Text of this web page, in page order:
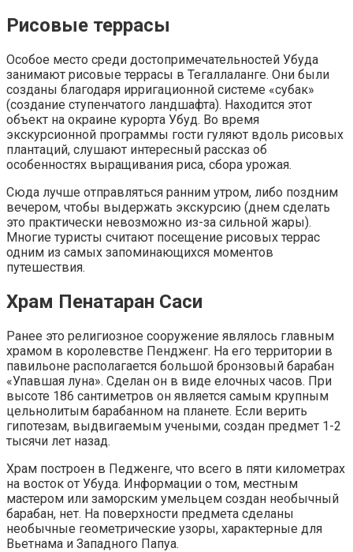
Рисовые террасы
Особое место среди достопримечательностей Убуда
занимают рисовые террасы в Тегаллаланге. Они были
созданы благодаря ирригационной системе «субак»
(создание ступенчатого ландшафта). Находится этот
объект на окраине курорта Убуд. Во время
экскурсионной программы гости гуляют вдоль рисовых
плантаций, слушают интересный рассказ об
особенностях выращивания риса, сбора урожая.
Сюда лучше отправляться ранним утром, либо поздним
вечером, чтобы выдержать экскурсию (днем сделать
это практически невозможно из-за сильной жары).
Многие туристы считают посещение рисовых террас
одним из самых запоминающихся моментов
путешествия.
Храм Пенатаран Саси
Ранее это религиозное сооружение являлось главным
храмом в королевстве Пендженг. На его территории в
павильоне располагается большой бронзовый барабан
«Упавшая луна». Сделан он в виде елочных часов. При
высоте 186 сантиметров он является самым крупным
цельнолитым барабанном на планете. Если верить
гипотезам, выдвигаемым учеными, создан предмет 1-2
тысячи лет назад.
Храм построен в Педженге, что всего в пяти километрах
на восток от Убуда. Информации о том, местным
мастером или заморским умельцем создан необычный
барабан, нет. На поверхности предмета сделаны
необычные геометрические узоры, характерные для
Вьетнама и Западного Папуа.